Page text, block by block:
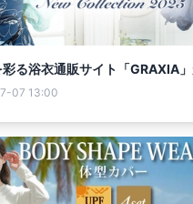
彩る浴衣通販サイト「GRAXIA
07 13:00